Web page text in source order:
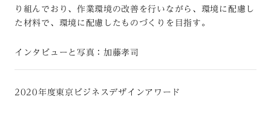
り組んでおり、作業環境の改善を行いながら、環境に配慮し
た材料で、環境に配慮したものづくりを目指す。
インタビューと写真：加藤孝司
2020年度東京ビジネスデザインアワード